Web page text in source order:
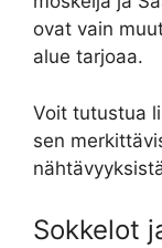
ovat vain
alue tarjoaa.
Voit tutustua
sen
Sokkelot